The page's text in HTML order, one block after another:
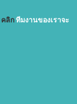
คลิกทีมงานของเราจะ